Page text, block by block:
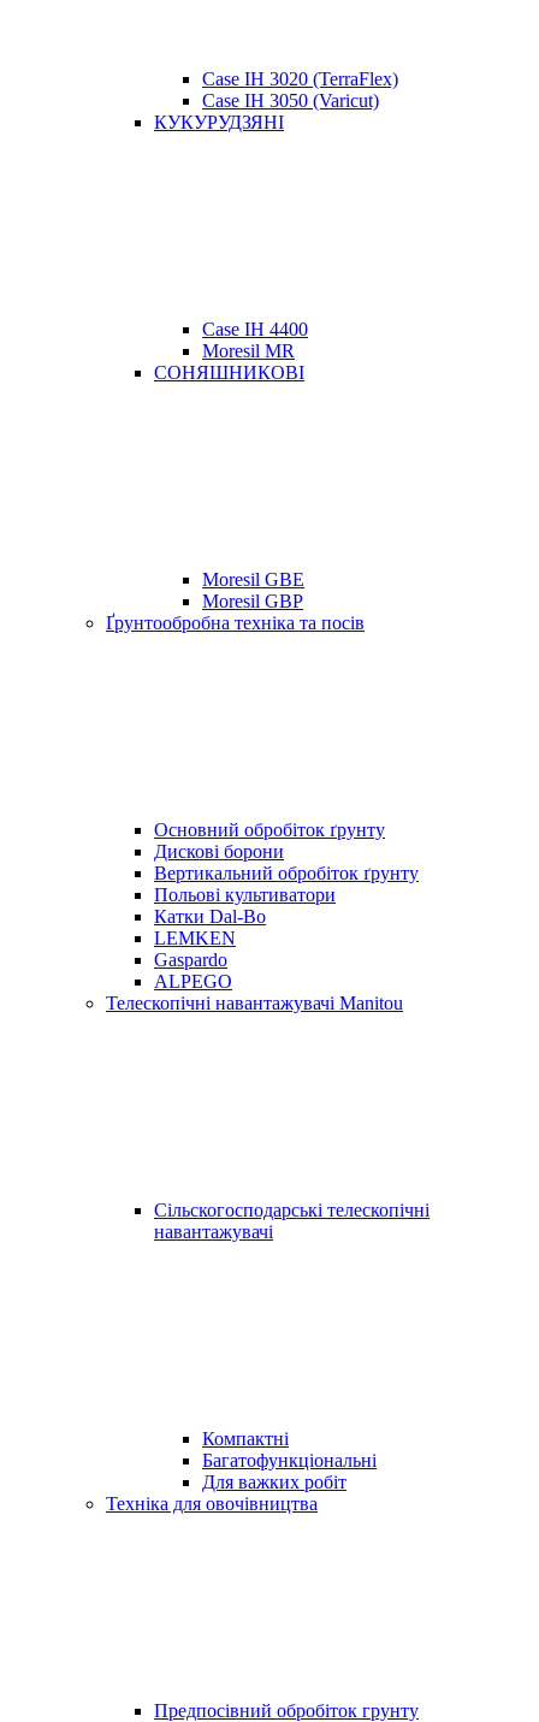
Case IH 3020 (TerraFlex)
Case IH 3050 (Varicut)
КУКУРУДЗЯНІ
Case IH 4400
Moresil MR
СОНЯШНИКОВІ
Moresil GBE
Moresil GBP
Ґрунтообробна техніка та посів
Основний обробіток ґрунту
Дискові борони
Вертикальний обробіток ґрунту
Польові культиватори
Катки Dal-Bo
LEMKEN
Gaspardo
ALPEGO
Телескопічні навантажувачі Manitou
Сільскогосподарські телескопічні
навантажувачі
Компактні
Багатофункціональні
Для важких робіт
Техніка для овочівництва
Предпосівний обробіток грунту